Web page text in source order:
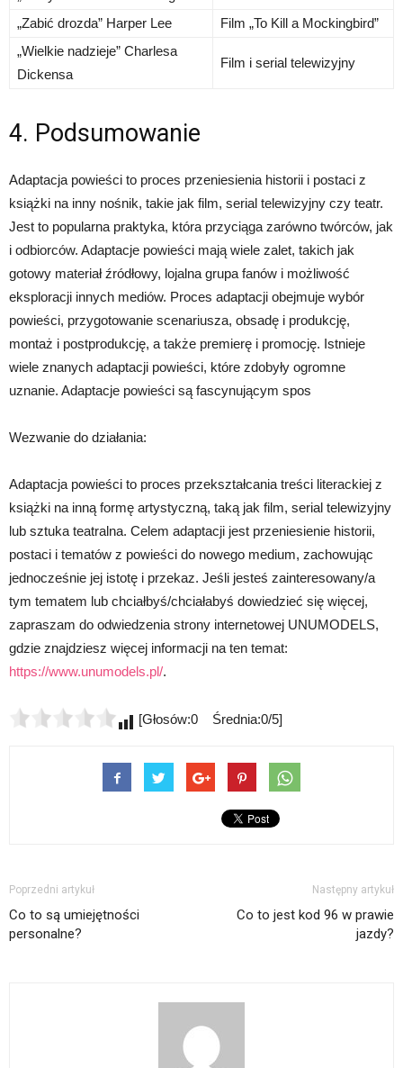
„Zabić drozda” Harper Lee
Film „To Kill a Mockingbird”
„Wielkie nadzieje” Charlesa
Dickensa
Film i serial telewizyjny
4. Podsumowanie
Adaptacja powieści to proces przeniesienia historii i postaci z
książki na inny nośnik, takie jak film, serial telewizyjny czy teatr.
Jest to popularna praktyka, która przyciąga zarówno twórców, jak
i odbiorców. Adaptacje powieści mają wiele zalet, takich jak
gotowy materiał źródłowy, lojalna grupa fanów i możliwość
eksploracji innych mediów. Proces adaptacji obejmuje wybór
powieści, przygotowanie scenariusza, obsadę i produkcję,
montaż i postprodukcję, a także premierę i promocję. Istnieje
wiele znanych adaptacji powieści, które zdobyły ogromne
uznanie. Adaptacje powieści są fascynującym spos
Wezwanie do działania:
Adaptacja powieści to proces przekształcania treści literackiej z
książki na inną formę artystyczną, taką jak film, serial telewizyjny
lub sztuka teatralna. Celem adaptacji jest przeniesienie historii,
postaci i tematów z powieści do nowego medium, zachowując
jednocześnie jej istotę i przekaz. Jeśli jesteś zainteresowany/a
tym tematem lub chciałbyś/chciałabyś dowiedzieć się więcej,
zapraszam do odwiedzenia strony internetowej UNUMODELS,
gdzie znajdziesz więcej informacji na ten temat:
https://www.unumodels.pl/.
[Głosów:0 Średnia:0/5]
Poprzedni artykuł
Co to są umiejętności
personalne?
Następny artykuł
Co to jest kod 96 w prawie
jazdy?